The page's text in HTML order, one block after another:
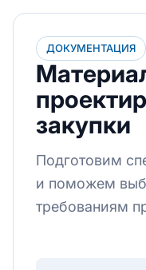
ДОКУМЕНТАЦИЯ
закупки
Подготовим
и поможем
требованиям